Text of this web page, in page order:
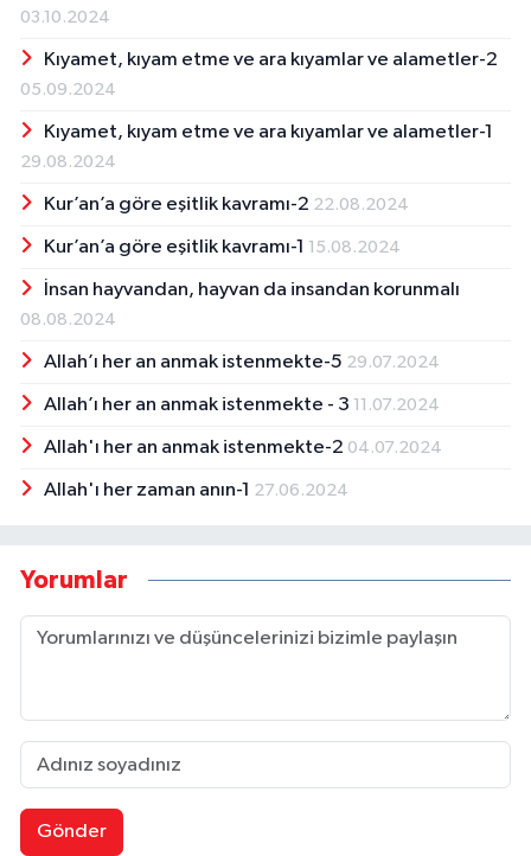
03.10.2024
Kıyamet, kıyam etme ve ara kıyamlar ve alametler-2
05.09.2024
Kıyamet, kıyam etme ve ara kıyamlar ve alametler-1
29.08.2024
Kur’an’a göre eşitlik kavramı-2 22.08.2024
Kur’an’a göre eşitlik kavramı-1 15.08.2024
İnsan hayvandan, hayvan da insandan korunmalı
08.08.2024
Allah’ı her an anmak istenmekte-5 29.07.2024
Allah’ı her an anmak istenmekte - 3 11.07.2024
Allah'ı her an anmak istenmekte-2 04.07.2024
Allah'ı her zaman anın-1 27.06.2024
Yorumlar
Gönder